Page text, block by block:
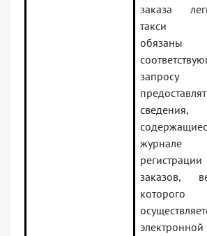
заказа
такси
запросу
сведения,
журнале
регистрации
заказов,
которого
электронной